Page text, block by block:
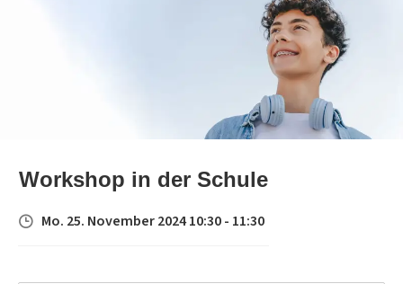
Workshop in der Schule
Mo. 25. November 2024 10:30 - 11:30